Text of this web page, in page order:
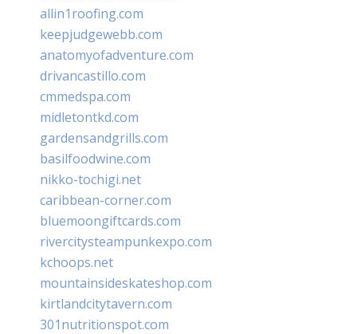
allin1roofing.com
keepjudgewebb.com
anatomyofadventure.com
drivancastillo.com
cmmedspa.com
midletontkd.com
gardensandgrills.com
basilfoodwine.com
nikko-tochigi.net
caribbean-corner.com
bluemoongiftcards.com
rivercitysteampunkexpo.com
kchoops.net
mountainsideskateshop.com
kirtlandcitytavern.com
301nutritionspot.com